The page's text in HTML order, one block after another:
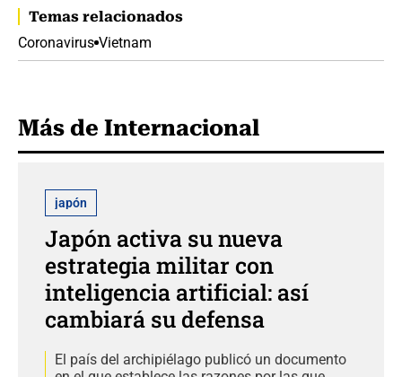
Temas relacionados
Coronavirus Vietnam
Más de Internacional
japón
Japón activa su nueva
estrategia militar con
inteligencia artificial: así
cambiará su defensa
El país del archipiélago publicó un documento